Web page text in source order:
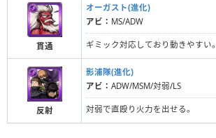
貫通
オーガスト(進化)
アビ： MS/ADW
ギミック対応しており動きやすい。
反射
影浦隊(進化)
アビ： ADW/MSM/対弱/LS
対弱で直殴り火力を出せる。